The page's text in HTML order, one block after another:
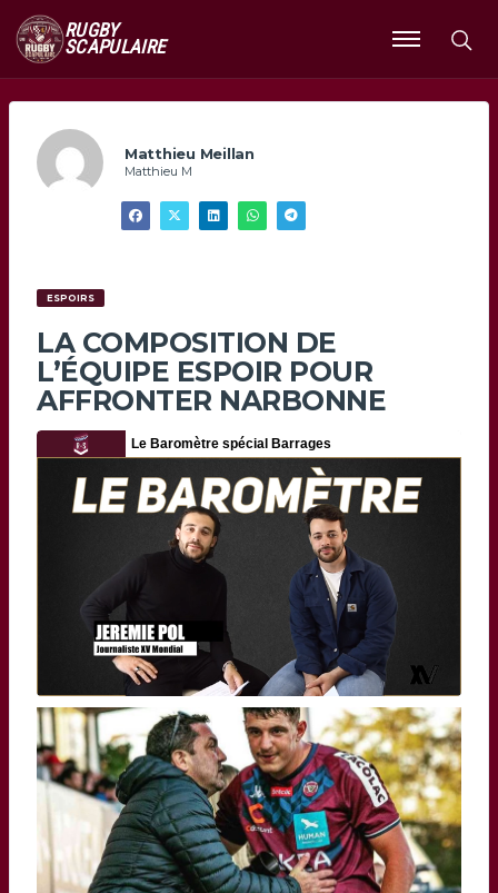
RUGBY
SCAPULAIRE
Ouvrir
le
Matthieu Meillan
Matthieu M
ESPOIRS
LA COMPOSITION DE
L’ÉQUIPE ESPOIR POUR
AFFRONTER NARBONNE